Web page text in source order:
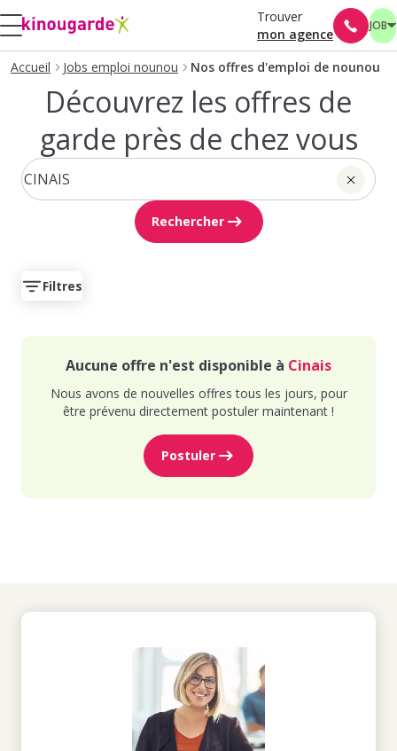
Trouver
mon agence
JOB
Accueil Jobs emploi nounou Nos offres d'emploi de nounou
Découvrez les offres de
garde près de chez vous
Rechercher
Filtres
Aucune offre n'est disponible à Cinais
Nous avons de nouvelles offres tous les jours, pour
être prévenu directement postuler maintenant !
Postuler